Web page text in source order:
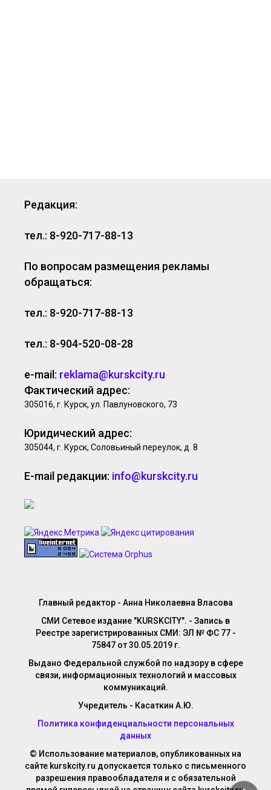
Редакция:
тел.: 8-920-717-88-13
По вопросам размещения рекламы
обращаться:
тел.: 8-920-717-88-13
тел.: 8-904-520-08-28
e-mail: reklama@kurskcity.ru
Фактический адрес:
305016, г. Курск, ул. Павлуновского, 73
Юридический адрес:
305044, г. Курск, Соловьиный переулок, д. 8
E-mail редакции: info@kurskcity.ru
Главный редактор - Анна Николаевна Власова
СМИ Сетевое издание "KURSKCITY". - Запись в
Реестре зарегистрированных СМИ: ЭЛ № ФС 77 -
75847 от 30.05.2019 г.
Выдано Федеральной службой по надзору в сфере
связи, информационных технологий и массовых
коммуникаций.
Учредитель - Касаткин А.Ю.
Политика конфиденциальности персональных
данных
© Использование материалов, опубликованных на
сайте kurskcity.ru допускается только с письменного
разрешения правообладателя и с обязательной